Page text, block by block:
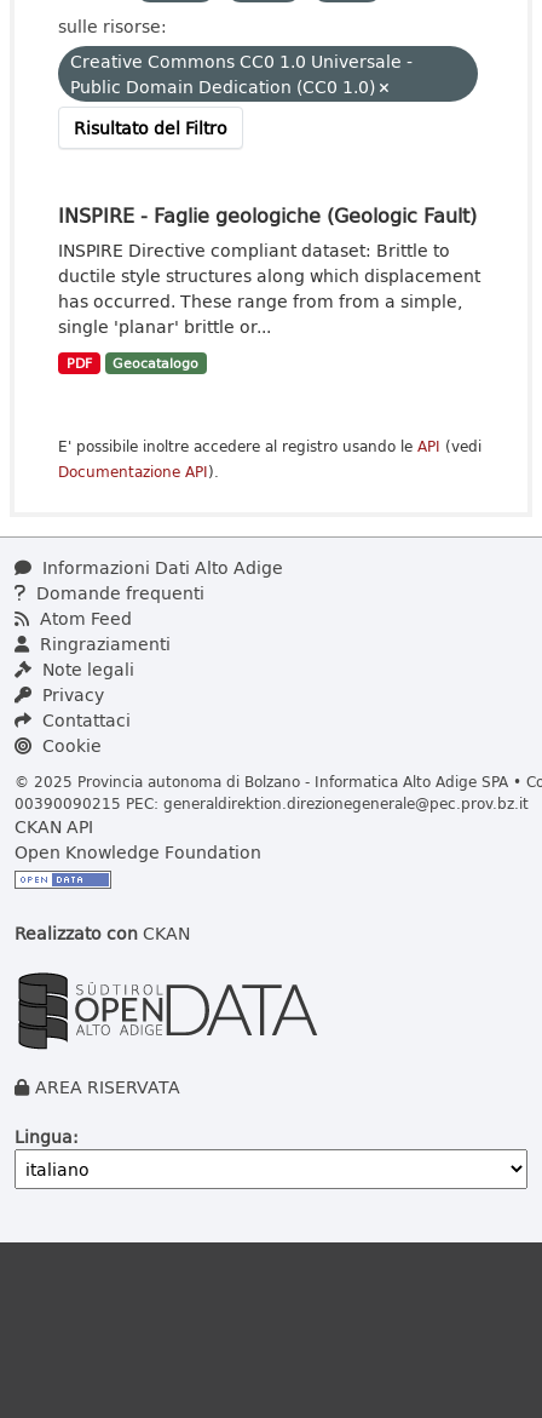
sulle risorse:
Creative Commons CC0 1.0 Universale -
Public Domain Dedication (CC0 1.0)
Risultato del Filtro
INSPIRE - Faglie geologiche (Geologic Fault)
INSPIRE Directive compliant dataset: Brittle to
ductile style structures along which displacement
has occurred. These range from from a simple,
single 'planar' brittle or...
PDF Geocatalogo
E' possibile inoltre accedere al registro usando le API (vedi
Documentazione API).
Informazioni Dati Alto Adige
Domande frequenti
Atom Feed
Ringraziamenti
Note legali
Privacy
Contattaci
Cookie
© 2025 Provincia autonoma di Bolzano - Informatica Alto Adige SPA •
00390090215 PEC: generaldirektion.direzionegenerale@pec.prov.bz.it
CKAN API
Open Knowledge Foundation
Realizzato conCKAN
AREA RISERVATA
Lingua